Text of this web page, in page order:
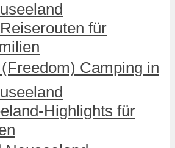
für
Camping in
Highlights für